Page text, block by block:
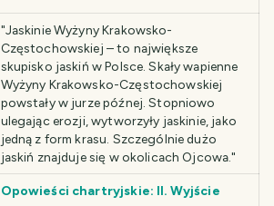
"Jaskinie Wyżyny Krakowsko-
Częstochowskiej – to największe
skupisko jaskiń w Polsce. Skały wapienne
Wyżyny Krakowsko-Częstochowskiej
powstały w jurze późnej. Stopniowo
ulegając erozji, wytworzyły jaskinie, jako
jedną z form krasu. Szczególnie dużo
jaskiń znajduje się w okolicach Ojcowa."
Opowieści chartryjskie: II. Wyjście